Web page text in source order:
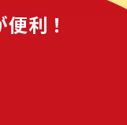
利！